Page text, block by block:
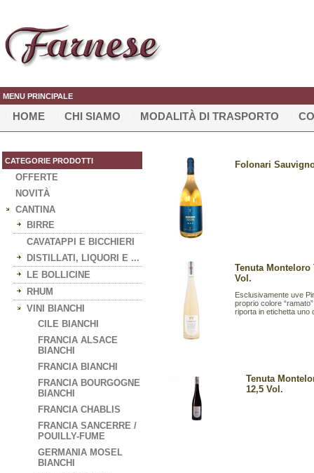
MENU PRINCIPALE
HOME CHI SIAMO MODALITÀ DI TRASPORTO
CATEGORIE PRODOTTI
OFFERTE
NOVITÀ
CANTINA
BIRRE
CAVATAPPI E BICCHIERI
DISTILLATI, LIQUORI E ...
LE BOLLICINE
RHUM
VINI BIANCHI
CILE BIANCHI
FRANCIA ALSACE
BIANCHI
FRANCIA BIANCHI
FRANCIA BOURGOGNE
BIANCHI
FRANCIA CHABLIS
FRANCIA SANCERRE /
POUILLY-FUME
GERMANIA MOSEL
BIANCHI
Folonari
Tenuta Monteloro
Vol.
Esclusivamente uve
proprio colore
riporta in etichetta uno
Tenuta
12,5 Vol.